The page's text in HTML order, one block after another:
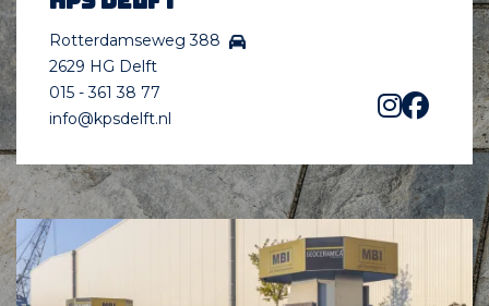
Rotterdamseweg 388
2629 HG Delft
015 - 361 38 77
info@kpsdelft.nl